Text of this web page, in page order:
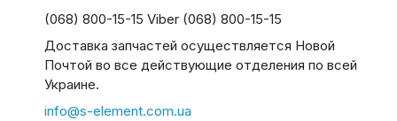
(068) 800-15-15 Viber (068) 800-15-15
Доставка запчастей осуществляется Новой
Почтой во все действующие отделения по всей
Украине.
info@s-element.com.ua